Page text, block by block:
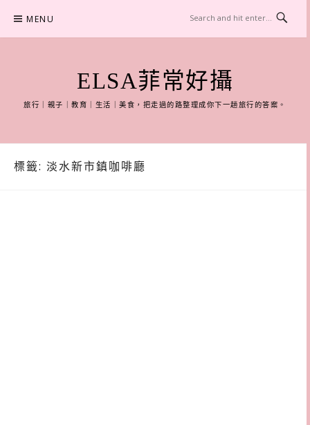
content
MENU
ELSA菲常好攝
旅行｜親子｜教育｜生活｜美食，把走過的路整理成你下一趟旅行的答案。
標籤: 淡水新市鎮咖啡廳